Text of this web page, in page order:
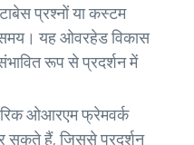
प्रश्नों या कस्टम
यह ओवरहेड विकास
रूप से प्रदर्शन में
ओआरएम फ्रेमवर्क
सकते हैं, जिससे प्रदर्शन